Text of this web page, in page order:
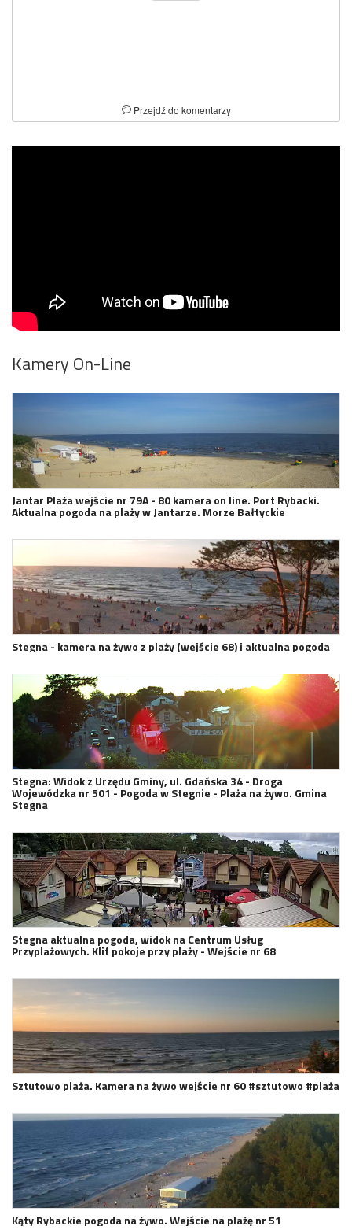
Przejdź do komentarzy
Kamery On-Line
Jantar Plaża wejście nr 79A - 80 kamera on line. Port Rybacki.
Aktualna pogoda na plaży w Jantarze. Morze Bałtyckie
Stegna - kamera na żywo z plaży (wejście 68) i aktualna pogoda
Stegna: Widok z Urzędu Gminy, ul. Gdańska 34 - Droga
Wojewódzka nr 501 - Pogoda w Stegnie - Plaża na żywo. Gmina
Stegna
Stegna aktualna pogoda, widok na Centrum Usług
Przyplażowych. Klif pokoje przy plaży - Wejście nr 68
Sztutowo plaża. Kamera na żywo wejście nr 60 #sztutowo #plaża
Kąty Rybackie pogoda na żywo. Wejście na plażę nr 51